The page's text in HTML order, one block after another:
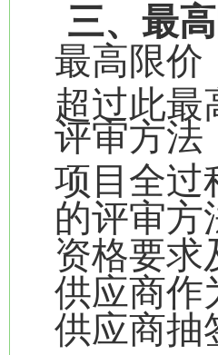
三、最
最高限价
超过此最
评审方法
项目全过
的评审方
资格要求
供应商作
供应商抽